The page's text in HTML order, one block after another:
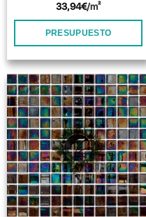
33,94€/m²
PRESUPUESTO